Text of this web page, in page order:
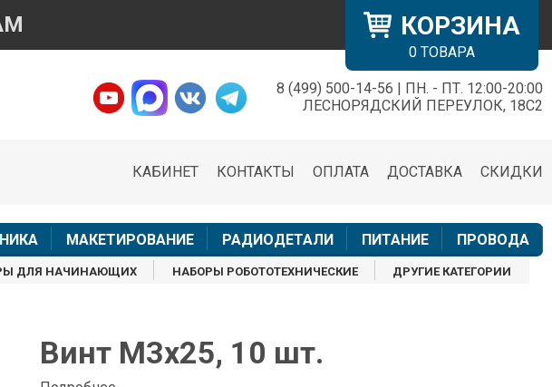
КОРЗИНА
0 ТОВАРА
8 (499) 500-14-56 | ПН. - ПТ. 12:00-20:00
ЛЕСНОРЯДСКИЙ ПЕРЕУЛОК, 18С2
СКИДКИ
ДОСТАВКА
ОПЛАТА
КОНТАКТЫ
КАБИНЕТ
МАКЕТИРОВАНИЕ РАДИОДЕТАЛИ ПИТАНИЕ ПРОВОДА
ДЛЯ НАЧИНАЮЩИХ НАБОРЫ РОБОТОТЕХНИЧЕСКИЕ ДРУГИЕ КАТЕГОРИИ
Винт М3х25, 10 шт.
×
8 (499) 500-14-56